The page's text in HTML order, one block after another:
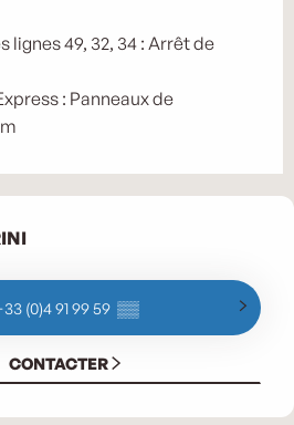
lignes 49, 32, 34 : Arrêt de
: Panneaux de
(0)4 91 99 59 ▒▒
CONTACTER